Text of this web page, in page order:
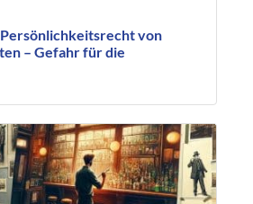
von
– Gefahr für die